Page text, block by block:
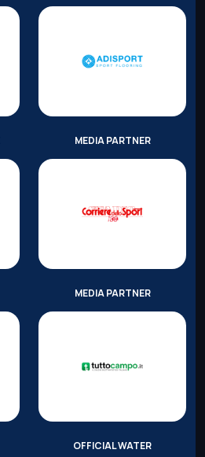
MEDIA PARTNER
MEDIA PARTNER
OFFICIAL WATER